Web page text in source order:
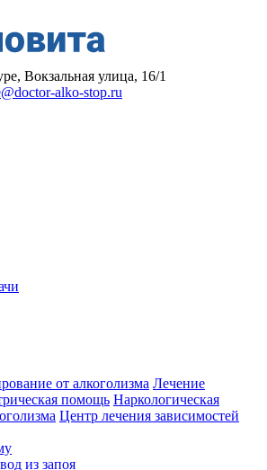
Вокзальная улица, 16/1
alko-stop.ru
от алкоголизма Лечение
помощь Наркологическая
Центр лечения зависимостей
из запоя